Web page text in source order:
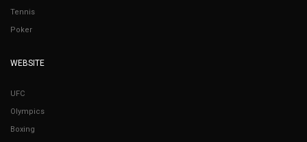
Tennis
Poker
WEBSITE
UFC
Olympics
Boxing